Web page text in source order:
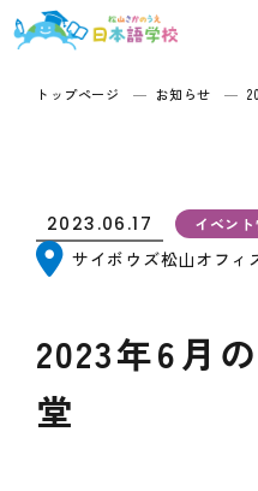
トップページ お知らせ
2023.06.17 イベント
サイボウズ松山オフィ
2023年6月
堂